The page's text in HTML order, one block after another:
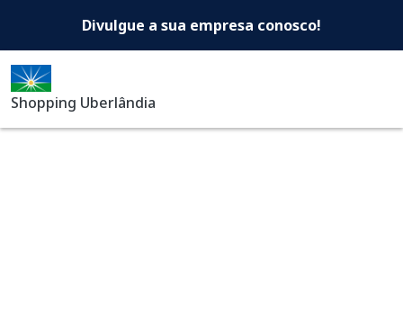
Shopping Uberlândia -
Divulgue a sua empresa conosco!
Shopping Uberlândia